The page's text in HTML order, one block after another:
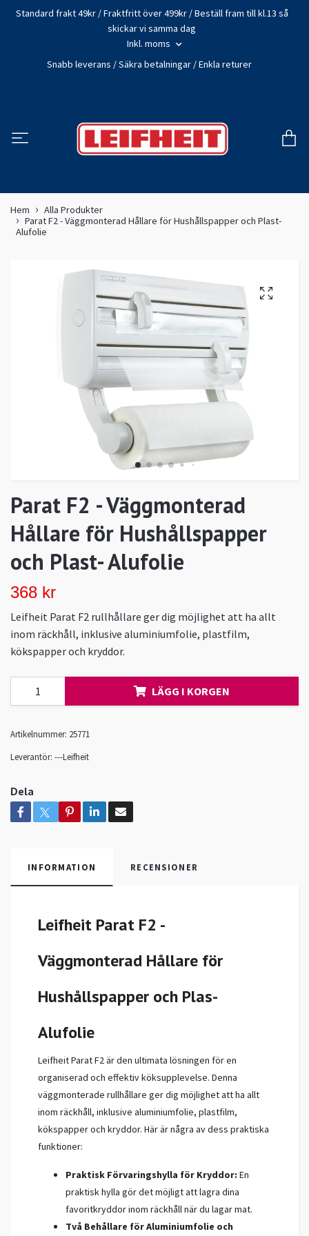
Standard frakt 49kr / Fraktfritt över 499kr / Beställ fram till kl.13 så
skickar vi samma dag
Inkl. moms
Snabb leverans / Säkra betalningar / Enkla returer
Hem
Alla Produkter
Parat F2 - Väggmonterad Hållare för Hushållspapper och Plast-
Alufolie
Parat F2 - Väggmonterad
Hållare för Hushållspapper
och Plast- Alufolie
368 kr
Leifheit Parat F2 rullhållare ger dig möjlighet att ha allt
inom räckhåll, inklusive aluminiumfolie, plastfilm,
kökspapper och kryddor.
LÄGG I KORGEN
Artikelnummer: 25771
Leverantör: ---Leifheit
Dela
INFORMATION RECENSIONER
Leifheit Parat F2 -
Väggmonterad Hållare för
Hushållspapper och Plas-
Alufolie
Leifheit Parat F2 är den ultimata lösningen för en
organiserad och effektiv köksupplevelse. Denna
väggmonterade rullhållare ger dig möjlighet att ha allt
inom räckhåll, inklusive aluminiumfolie, plastfilm,
kökspapper och kryddor. Här är några av dess praktiska
funktioner:
Praktisk Förvaringshylla för Kryddor: En
praktisk hylla gör det möjligt att lagra dina
favoritkryddor inom räckhåll när du lagar mat.
Två Behållare för Aluminiumfolie och